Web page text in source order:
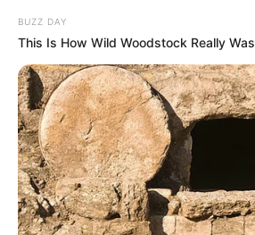
BUZZ DAY
This Is How Wild Woodstock Really Was